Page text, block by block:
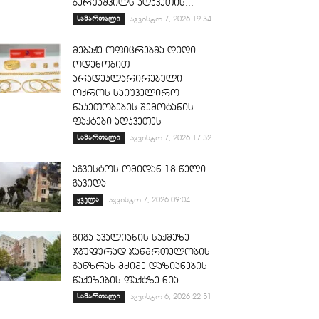
ბერუაშვილს აღკვეთის...
სამართალი აგვისტო 7, 2026 19:34
მებაჟე ოფიცრებმა დიდი
ოდენობით
არადეკლარირებული
ოქროს საიუველირო
ნაკეთობების შემოტანის
ფაქტები აღკვეთეს
სამართალი აგვისტო 7, 2026 17:32
აგვისტოს ომიდან 18 წელი
გავიდა
ყველა აგვისტო 7, 2026 09:04
გიგა ავალიანის საქმეზე
ჯგუფურად ჯანმრთელობის
განზრახ მძიმე დაზიანების
წაქეზების ფაქტზე ნია...
სამართალი აგვისტო 6, 2026 22:51